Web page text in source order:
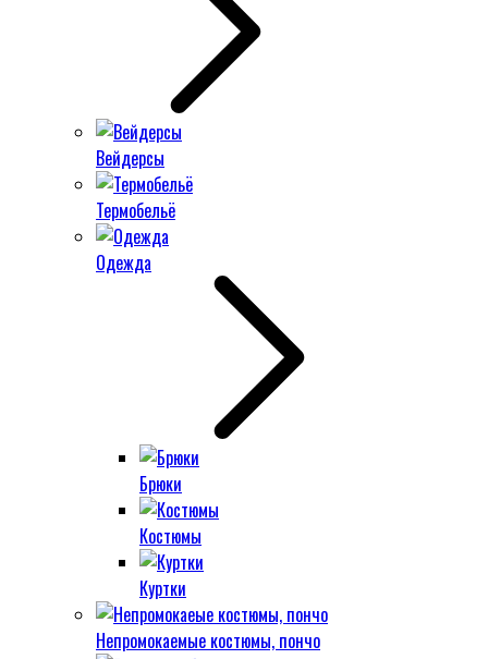
Вейдерсы
Термобельё
Одежда
Брюки
Костюмы
Куртки
Непромокаемые костюмы, пончо